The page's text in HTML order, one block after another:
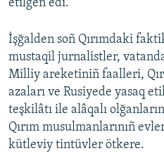
etilgen edi.
İşğalden soñ Qırımdaki
mustaqil jurnalistler,
Milliy areketiniñ faalleri,
azaları ve Rusiyede yasaq
teşkilâtı ile alâqalı
Qırım musulmanlarınıñ
kütleviy tintüvler ötkere.